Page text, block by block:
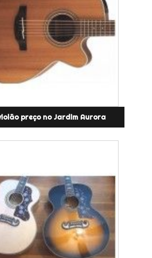
preço no Jardim Aurora